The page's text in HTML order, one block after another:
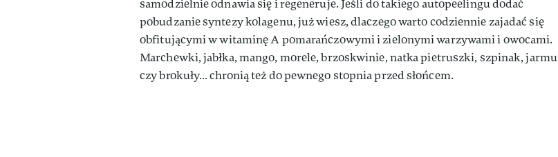
samodzielnie odnawia się i regeneruje. Jeśli do takiego autopeelingu dodać
pobudzanie syntezy kolagenu, już wiesz, dlaczego warto codziennie zajadać się
obfitującymi w witaminę A pomarańczowymi i zielonymi warzywami i owocami.
Marchewki, jabłka, mango, morele, brzoskwinie, natka pietruszki, szpinak,
czy brokuły… chronią też do pewnego stopnia przed słońcem.